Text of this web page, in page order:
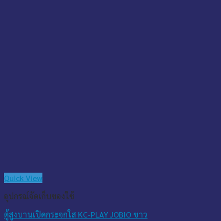
Quick View
อุปกรณ์จัดเก็บของใช้
ตู้สูงบานเปิดกระจกใส KC-PLAY JOBIO ขาว